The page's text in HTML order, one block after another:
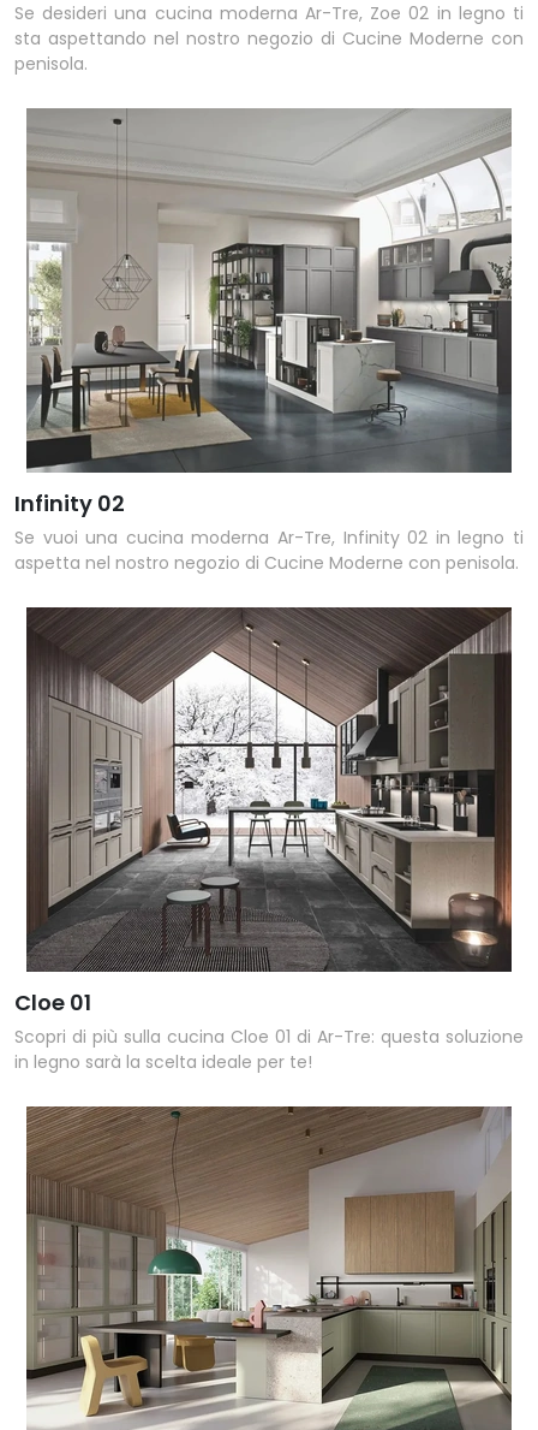
Se desideri una cucina moderna Ar-Tre, Zoe 02 in legno ti
sta aspettando nel nostro negozio di Cucine Moderne con
penisola.
Infinity 02
Se vuoi una cucina moderna Ar-Tre, Infinity 02 in legno ti
aspetta nel nostro negozio di Cucine Moderne con penisola.
Cloe 01
Scopri di più sulla cucina Cloe 01 di Ar-Tre: questa soluzione
in legno sarà la scelta ideale per te!